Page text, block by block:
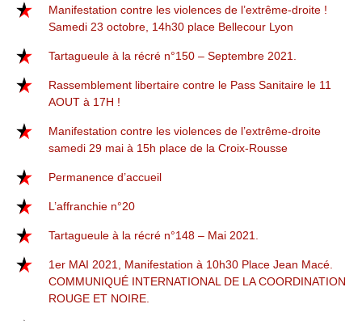
Manifestation contre les violences de l’extrême-droite !
Samedi 23 octobre, 14h30 place Bellecour Lyon
Tartagueule à la récré n°150 – Septembre 2021.
Rassemblement libertaire contre le Pass Sanitaire le 11
AOUT à 17H !
Manifestation contre les violences de l’extrême-droite
samedi 29 mai à 15h place de la Croix-Rousse
Permanence d’accueil
L’affranchie n°20
Tartagueule à la récré n°148 – Mai 2021.
1er MAI 2021, Manifestation à 10h30 Place Jean Macé.
COMMUNIQUÉ INTERNATIONAL DE LA COORDINATION
ROUGE ET NOIRE.